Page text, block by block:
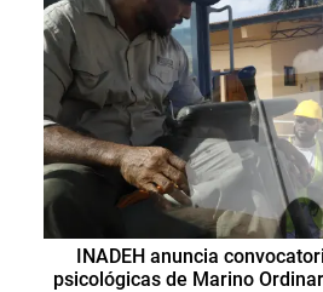
INADEH anuncia
psicológicas de Marino